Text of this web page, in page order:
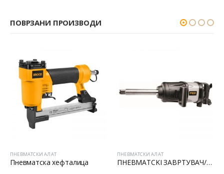
ПОВРЗАНИ ПРОИЗВОДИ
ПНЕВМАТСКИ АЛАТ ПНЕВМАТСКИ АЛАТ
КОМПРЕСОР 100 lt